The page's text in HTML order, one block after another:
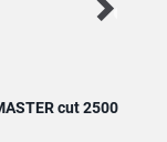
cut 2500